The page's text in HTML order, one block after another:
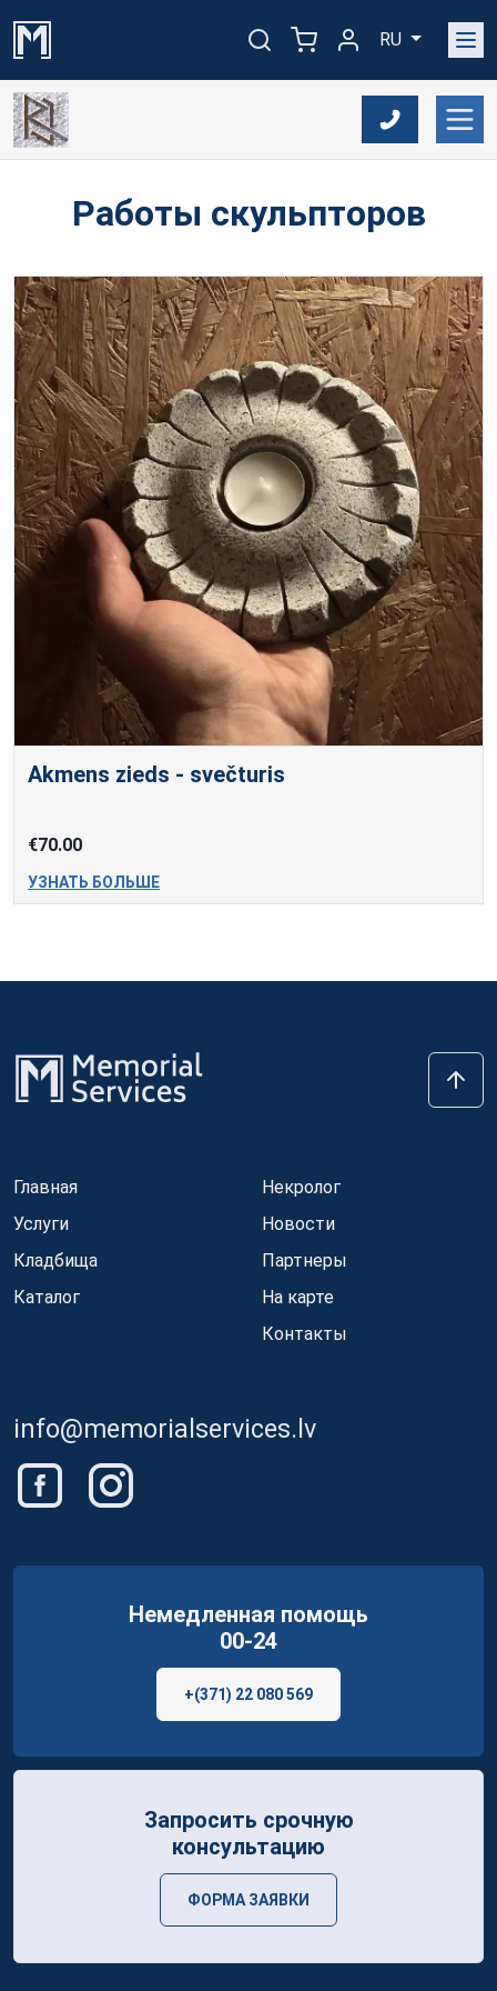
RU
Работы скульпторов
Akmens zieds - svečturis
€70.00
УЗНАТЬ БОЛЬШЕ
Главная
Услуги
Кладбища
Каталог
Некролог
Новости
Партнеры
На карте
Контакты
info@memorialservices.lv
Немедленная помощь
00-24
+(371) 22 080 569
Запросить срочную
консультацию
ФОРМА ЗАЯВКИ